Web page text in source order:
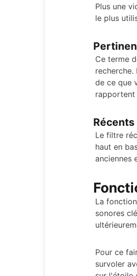
Plus une
le plus
Ce terme
de ce que
rapportent
Récents
Le filtre
haut en
anciennes
La
sonores
Pour ce
survoler